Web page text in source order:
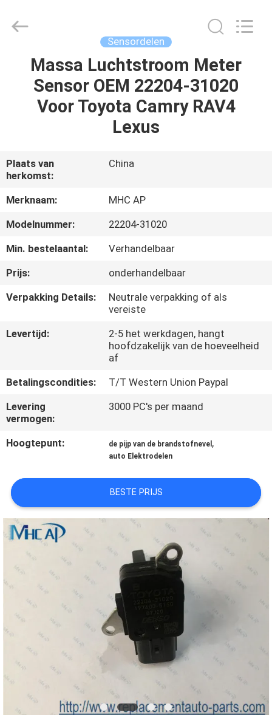
HUIS
PRODUCTEN
ONS
FABRIEKSREIS
KWALITEITSCONTROLE
NEEM
CONTACT
OM
EEN
CITAAT
PRIVACY
POLICY
Limited.
Sensordelen
Massa Luchtstroom Meter
Sensor OEM 22204-31020
Voor Toyota Camry RAV4
Lexus
Plaats van
herkomst:
China
Merknaam:
MHC AP
Modelnummer:
22204-31020
Min. bestelaantal:
Verhandelbaar
Prijs:
onderhandelbaar
Verpakking Details:
Neutrale verpakking of als
vereiste
Levertijd:
2-5 het werkdagen, hangt
hoofdzakelijk van de hoeveelheid
af
Betalingscondities:
T/T Western Union Paypal
Levering
vermogen:
3000 PC's per maand
Hoogtepunt: de pijp van de brandstofnevel ,
auto Elektrodelen
BESTE PRIJS